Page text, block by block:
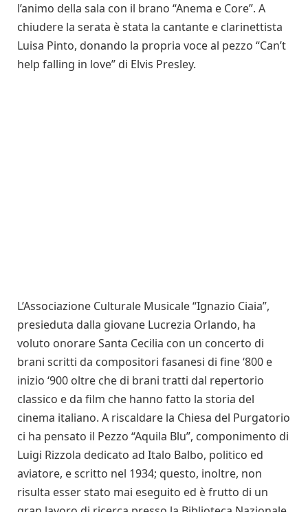
l’animo della sala con il brano “Anema e Core”. A
chiudere la serata è stata la cantante e clarinettista
Luisa Pinto, donando la propria voce al pezzo “Can’t
help falling in love” di Elvis Presley.
L’Associazione Culturale Musicale “Ignazio Ciaia”,
presieduta dalla giovane Lucrezia Orlando, ha
voluto onorare Santa Cecilia con un concerto di
brani scritti da compositori fasanesi di fine ‘800 e
inizio ‘900 oltre che di brani tratti dal repertorio
classico e da film che hanno fatto la storia del
cinema italiano. A riscaldare la Chiesa del Purgatorio
ci ha pensato il Pezzo “Aquila Blu”, componimento di
Luigi Rizzola dedicato ad Italo Balbo, politico ed
aviatore, e scritto nel 1934; questo, inoltre, non
risulta esser stato mai eseguito ed è frutto di un